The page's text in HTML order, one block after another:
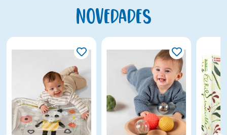
Novedades